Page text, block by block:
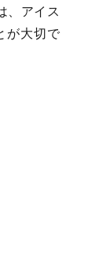
、アイス
が大切で